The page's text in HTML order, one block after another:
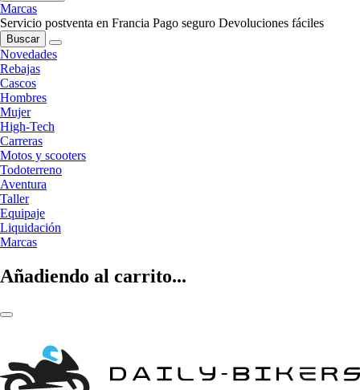
Marcas
Servicio postventa en Francia Pago seguro Devoluciones fáciles
Buscar
Novedades
Rebajas
Cascos
Hombres
Mujer
High-Tech
Carreras
Motos y scooters
Todoterreno
Aventura
Taller
Equipaje
Liquidación
Marcas
Añadiendo al carrito...